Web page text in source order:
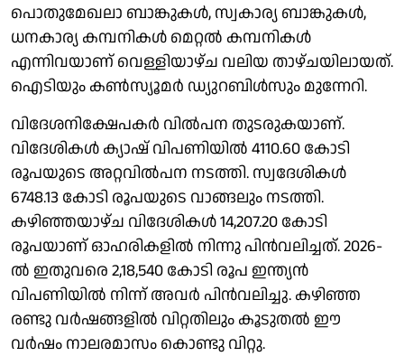
പൊതുമേഖലാ ബാങ്കുകൾ, സ്വകാര്യ ബാങ്കുകൾ,
ധനകാര്യ കമ്പനികൾ മെറ്റൽ കമ്പനികൾ
എന്നിവയാണ് വെള്ളിയാഴ്ച വലിയ താഴ്ചയിലായത്.
ഐടിയും കൺസ്യൂമർ ഡ്യുറബിൾസും മുന്നേറി.
വിദേശനിക്ഷേപകർ വിൽപന തുടരുകയാണ്.
വിദേശികൾ ക്യാഷ് വിപണിയിൽ 4110.60 കോടി
രൂപയുടെ അറ്റവിൽപന നടത്തി. സ്വദേശികൾ
6748.13 കോടി രൂപയുടെ വാങ്ങലും നടത്തി.
കഴിഞ്ഞയാഴ്ച വിദേശികൾ 14,207.20 കോടി
രൂപയാണ് ഓഹരികളിൽ നിന്നു പിൻവലിച്ചത്. 2026-
ൽ ഇതുവരെ 2,18,540 കോടി രൂപ ഇന്ത്യൻ
വിപണിയിൽ നിന്ന് അവർ പിൻവലിച്ചു. കഴിഞ്ഞ
രണ്ടു വർഷങ്ങളിൽ വിറ്റതിലും കൂടുതൽ ഈ
വർഷം നാലരമാസം കൊണ്ടു വിറ്റു.